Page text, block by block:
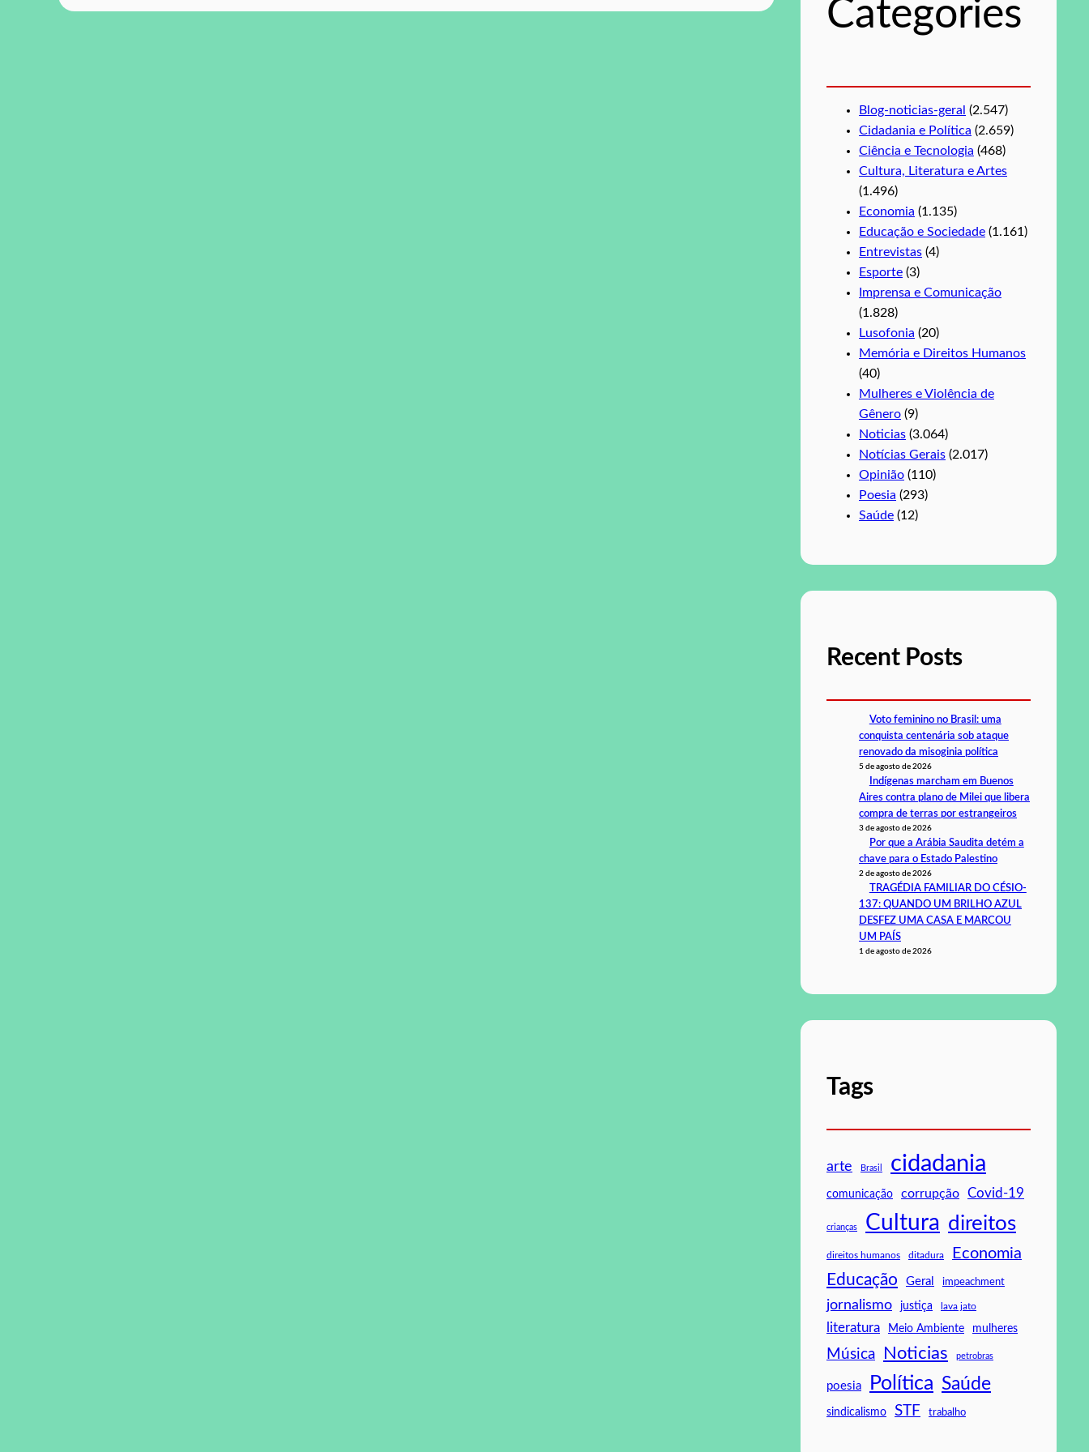
a
Categories
Blog-noticias-geral (2.547)
Cidadania e Política (2.659)
Ciência e Tecnologia (468)
Cultura, Literatura e Artes
(1.496)
Economia (1.135)
Educação e Sociedade (1.161)
Entrevistas (4)
Esporte (3)
Imprensa e Comunicação
(1.828)
Lusofonia (20)
Memória e Direitos Humanos
(40)
Mulheres e Violência de
Gênero (9)
Noticias (3.064)
Notícias Gerais (2.017)
Opinião (110)
Poesia (293)
Saúde (12)
Recent Posts
Voto feminino no Brasil: uma
conquista centenária sob ataque
renovado da misoginia política
5 de agosto de 2026
Indígenas marcham em Buenos
Aires contra plano de Milei que libera
compra de terras por estrangeiros
3 de agosto de 2026
Por que a Arábia Saudita detém a
chave para o Estado Palestino
2 de agosto de 2026
TRAGÉDIA FAMILIAR DO CÉSIO-
137: QUANDO UM BRILHO AZUL
DESFEZ UMA CASA E MARCOU
UM PAÍS
1 de agosto de 2026
Tags
arte Brasil cidadania
comunicação corrupção Covid-19
crianças Cultura direitos
direitos humanos ditadura Economia
Educação Geral impeachment
jornalismo justiça lava jato
literatura Meio Ambiente mulheres
Música Noticias petrobras
poesia Política Saúde
sindicalismo STF trabalho